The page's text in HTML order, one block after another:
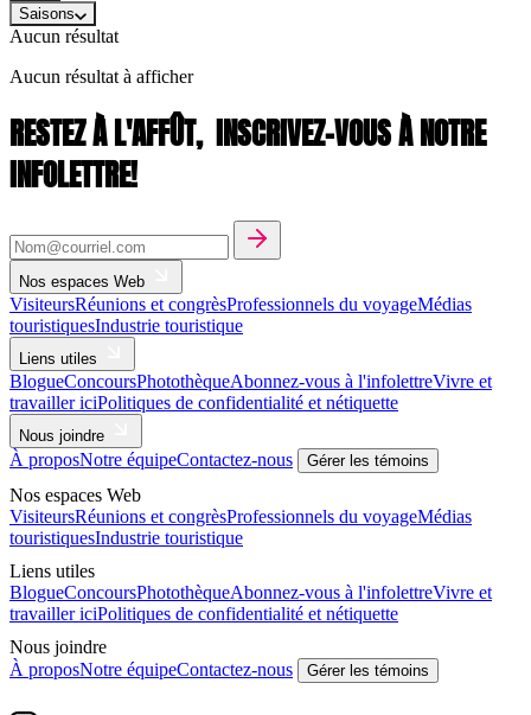
Saisons
Aucun résultat
Aucun résultat à afficher
RESTEZ À L'AFFÛT, INSCRIVEZ-VOUS À NOTRE
INFOLETTRE!
Nos espaces Web
VisiteursRéunions et congrèsProfessionnels du voyageMédias
touristiquesIndustrie touristique
Liens utiles
BlogueConcoursPhotothèqueAbonnez-vous à l'infolettreVivre et
travailler iciPolitiques de confidentialité et nétiquette
Nous joindre
À proposNotre équipeContactez-nous Gérer les témoins
Nos espaces Web
VisiteursRéunions et congrèsProfessionnels du voyageMédias
touristiquesIndustrie touristique
Liens utiles
BlogueConcoursPhotothèqueAbonnez-vous à l'infolettreVivre et
travailler iciPolitiques de confidentialité et nétiquette
Nous joindre
À proposNotre équipeContactez-nous Gérer les témoins